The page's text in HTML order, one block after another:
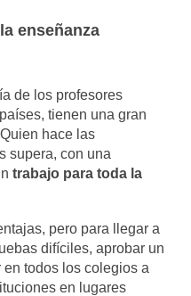
enseñanza
de los profesores
tienen una gran
hace las
supera, con una
trabajo para toda la
pero para llegar a
difíciles, aprobar un
todos los colegios a
en lugares